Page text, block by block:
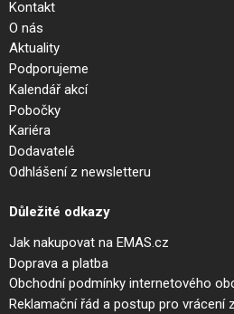
Kontakt
O nás
Aktuality
Podporujeme
Kalendář akcí
Pobočky
Kariéra
Dodavatelé
Odhlášení z newsletteru
Důležité odkazy
Jak nakupovat na EMAS.cz
Doprava a platba
Obchodní podmínky internetového
Reklamační řád a postup pro vrácení